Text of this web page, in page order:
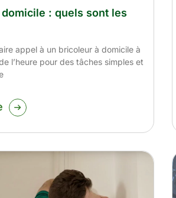
: quels sont les
appel à un bricoleur à domicile à
l’heure pour des tâches simples et